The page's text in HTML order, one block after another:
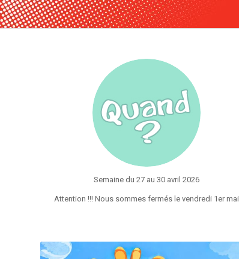
Semaine du 27 au 30 avril 2026
Attention !!! Nous sommes fermés le vendredi 1er mai